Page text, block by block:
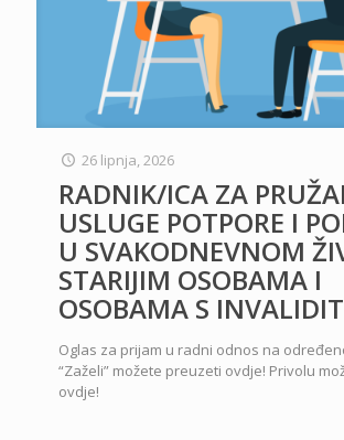
26 lipnja, 2026
RADNIK/ICA ZA
USLUGE POTPORE I
U SVAKODNEVNOM
STARIJIM OSOBAMA I
OSOBAMA S
Oglas za prijam u radni odnos na
“Zaželi” možete preuzeti ovdje! Privolu
ovdje!